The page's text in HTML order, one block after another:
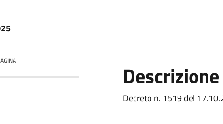
Descrizione
Decreto n. 1519 del